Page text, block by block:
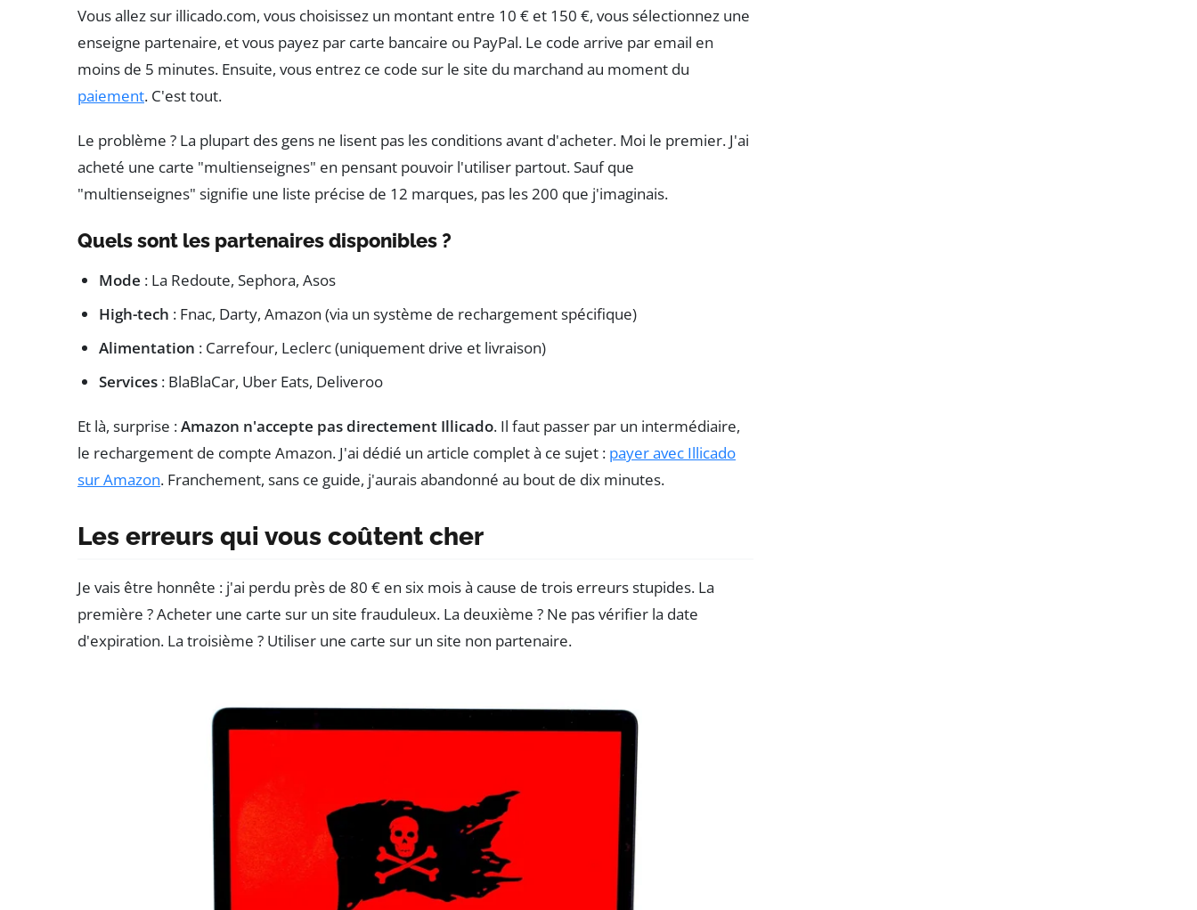
Vous allez sur illicado.com, vous choisissez un montant entre 10 € et 150 €, vous sélectionnez une
enseigne partenaire, et vous payez par carte bancaire ou PayPal. Le code arrive par email en
moins de 5 minutes. Ensuite, vous entrez ce code sur le site du marchand au moment du
paiement. C'est tout.
Le problème ? La plupart des gens ne lisent pas les conditions avant d'acheter. Moi le premier. J'ai
acheté une carte "multienseignes" en pensant pouvoir l'utiliser partout. Sauf que
"multienseignes" signifie une liste précise de 12 marques, pas les 200 que j'imaginais.
Quels sont les partenaires disponibles ?
Mode : La Redoute, Sephora, Asos
High-tech : Fnac, Darty, Amazon (via un système de rechargement spécifique)
Alimentation : Carrefour, Leclerc (uniquement drive et livraison)
Services : BlaBlaCar, Uber Eats, Deliveroo
Et là, surprise :Amazon n'accepte pas directement Illicado. Il faut passer par un intermédiaire,
le rechargement de compte Amazon. J'ai dédié un article complet à ce sujet : payer avec Illicado
sur Amazon. Franchement, sans ce guide, j'aurais abandonné au bout de dix minutes.
Les erreurs qui vous coûtent cher
Je vais être honnête : j'ai perdu près de 80 € en six mois à cause de trois erreurs stupides. La
première ? Acheter une carte sur un site frauduleux. La deuxième ? Ne pas vérifier la date
d'expiration. La troisième ? Utiliser une carte sur un site non partenaire.